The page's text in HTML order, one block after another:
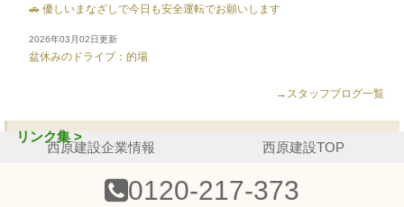
🚗 優しいまなざしで今日も安全運転でお願いします
2026年03月02日更新
盆休みのドライブ：的場
→スタッフブログ一覧
リンク集 >
西原建設企業情報 西原建設TOP
0120-217-373